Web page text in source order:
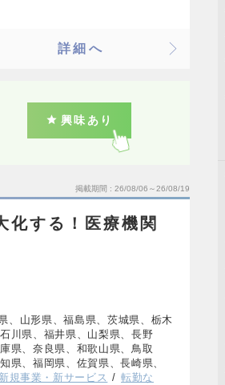
詳細へ
興味あり
掲載期間 26/08/06～26/08/19
化する！医療機関
、山形県、福島県、茨城県、栃木
川県、福井県、山梨県、長野
県、奈良県、和歌山県、鳥取
県、福岡県、佐賀県、長崎県、
新規事業・新サービス
転勤な